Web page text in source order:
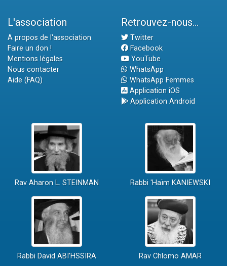
L'association
A propos de l'association
Faire un don !
Mentions légales
Nous contacter
Aide (FAQ)
Retrouvez-nous...
Twitter
Facebook
YouTube
WhatsApp
WhatsApp Femmes
Application iOS
Application Android
Rav Aharon L. STEINMAN Rabbi 'Haïm KANIEWSKI
Rabbi David ABI'HSSIRA Rav Chlomo AMAR